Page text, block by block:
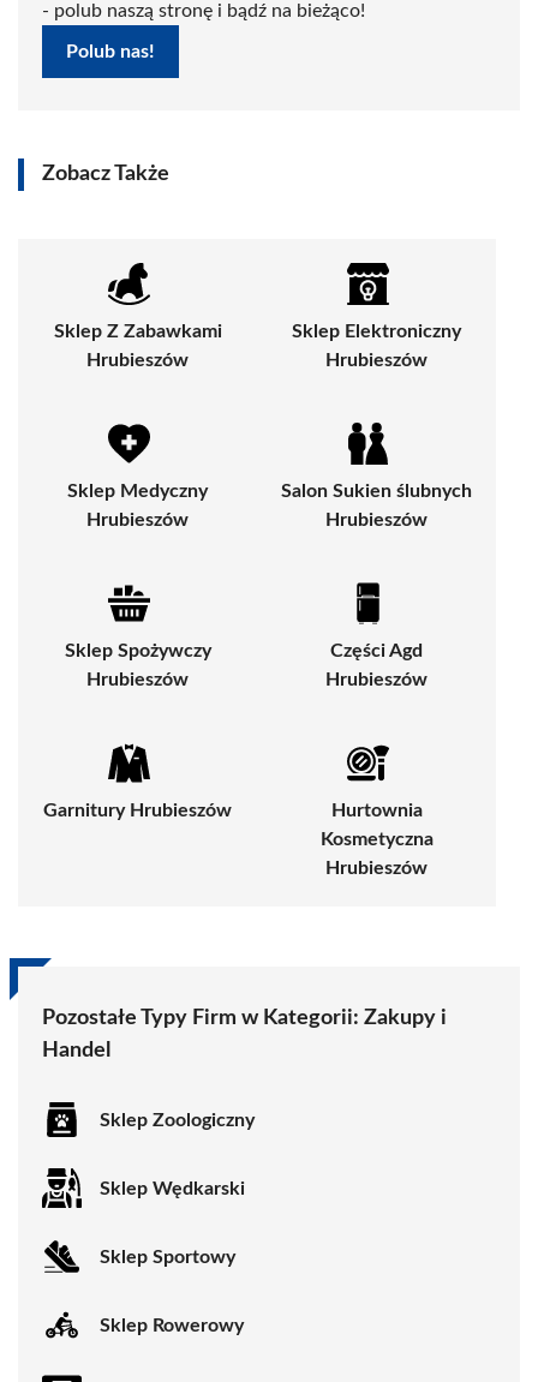
- polub naszą stronę i bądź na bieżąco!
Polub nas!
Zobacz Także
Sklep Z Zabawkami
Hrubieszów
Sklep Elektroniczny
Hrubieszów
Sklep Medyczny
Hrubieszów
Salon Sukien ślubnych
Hrubieszów
Sklep Spożywczy
Hrubieszów
Części Agd
Hrubieszów
Garnitury Hrubieszów
Hurtownia
Kosmetyczna
Hrubieszów
Pozostałe Typy Firm w Kategorii: Zakupy i
Handel
Sklep Zoologiczny
Sklep Wędkarski
Sklep Sportowy
Sklep Rowerowy